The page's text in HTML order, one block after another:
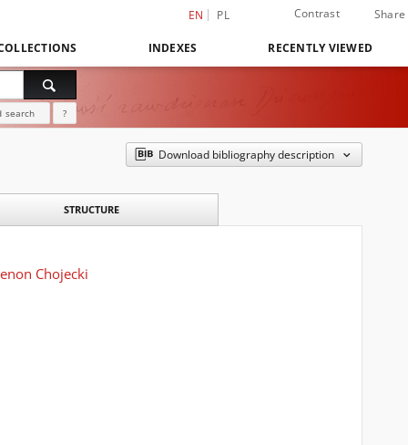
EN PL Contrast Share
INDEXES RECENTLY VIEWED
search ?
Download bibliography description
STRUCTURE
Chojecki